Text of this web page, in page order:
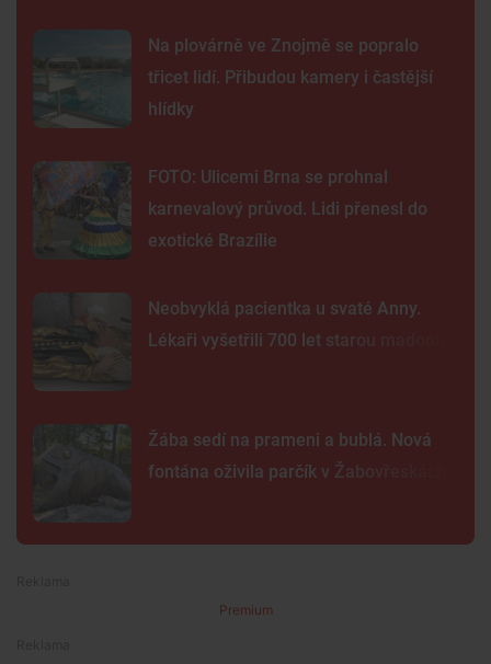
Na plovárně ve Znojmě se popralo
třicet lidí. Přibudou kamery i častější
hlídky
FOTO: Ulicemi Brna se prohnal
karnevalový průvod. Lidi přenesl do
exotické Brazílie
Neobvyklá pacientka u svaté Anny.
Lékaři vyšetřili 700 let starou madonu
Žába sedí na prameni a bublá. Nová
fontána oživila parčík v Žabovřeskách
Premium